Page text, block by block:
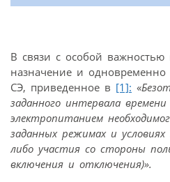
В связи с особой
назначение и одновременно
СЭ, приведенное в [1]: «
заданного интервала
электропитанием
заданных режимах и условиях
либо участия со стороны
включения и отключения)».